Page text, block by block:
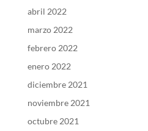
abril 2022
marzo 2022
febrero 2022
enero 2022
diciembre 2021
noviembre 2021
octubre 2021